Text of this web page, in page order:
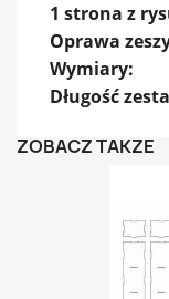
1 strona z
Oprawa
Wymiary:
Długość
ZOBACZ TAKŻE